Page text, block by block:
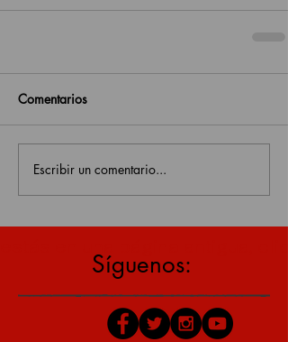
Comentarios
Escribir un comentario...
Síguenos: